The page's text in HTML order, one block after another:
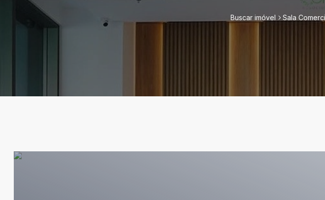
Buscar imóvel Sala